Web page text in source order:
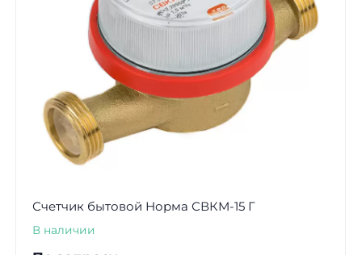
Счетчик бытовой Норма СВКМ-15 Г
В наличии